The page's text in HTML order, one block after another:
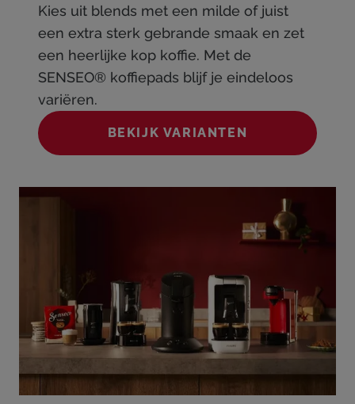
Kies uit blends met een milde of juist
een extra sterk gebrande smaak en zet
een heerlijke kop koffie. Met de
SENSEO® koffiepads blijf je eindeloos
variëren.
BEKIJK VARIANTEN